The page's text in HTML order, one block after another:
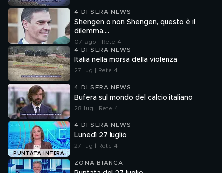
4 DI SERA NEWS
Shengen o non Shengen, questo è il
dilemma....
07 ago | Rete 4
4 DI SERA NEWS
Italia nella morsa della violenza
27 lug | Rete 4
4 DI SERA NEWS
Bufera sul mondo del calcio italiano
28 lug | Rete 4
PUNTATA INTERA
4 DI SERA NEWS
Lunedì 27 luglio
27 lug | Rete 4
ZONA BIANCA